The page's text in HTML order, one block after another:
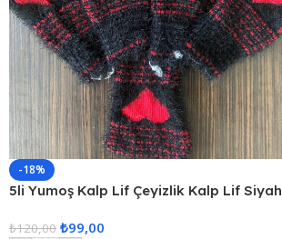
-18%
5li Yumoş Kalp Lif Çeyizlik Kalp Lif Siyah
₺120,00 ₺99,00